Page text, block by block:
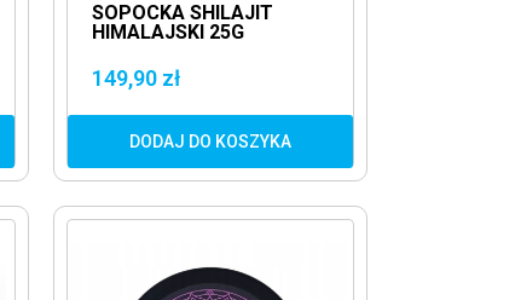
SOPOCKA SHILAJIT
HIMALAJSKI 25G
KWASY FULWOWE
149,90 zł
DODAJ DO KOSZYKA